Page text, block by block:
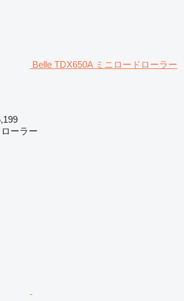
Belle TDX650A ミニロードローラー
ーラー